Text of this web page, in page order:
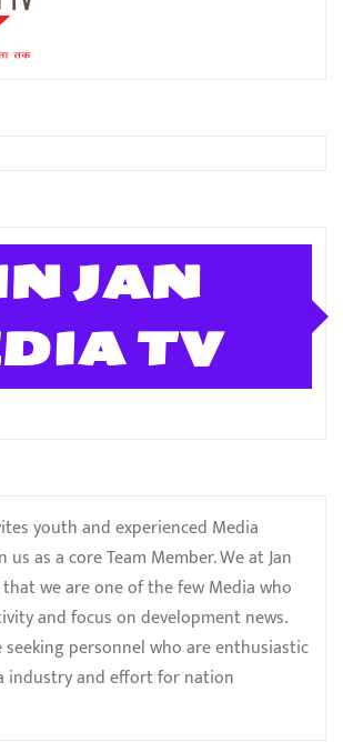
JAN
TV
youth and experienced Media
as a core Team Member. We at Jan
that we are one of the few Media who
and focus on development news.
personnel who are enthusiastic
industry and effort for nation